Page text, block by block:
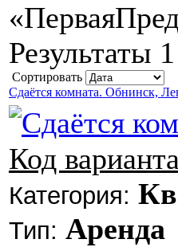
«Первая
Результаты
Сортировать
Сдаётся комната. Обнинск,
Код варианта
Категория:
Тип: Аренда